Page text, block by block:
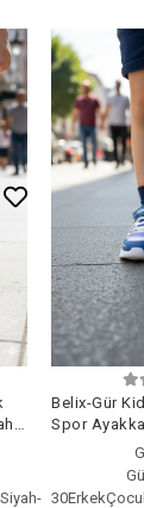
Belix-Gür
Spor